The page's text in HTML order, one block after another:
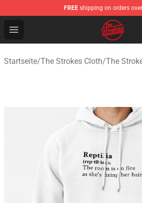
FREE shipping on orders
Open menu
The Strokes Shop - Official The
Startseite/The Strokes Cloth/The